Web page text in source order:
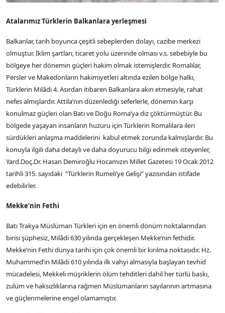
Atalarımız Türklerin Balkanlara yerleşmesi
Balkanlar, tarih boyunca çeşitli sebeplerden dolayı, cazibe merkezi
olmuştur. İklim şartları, ticaret yolu üzerinde olması v.s. sebebiyle bu
bölgeye her dönemin güçleri hakim olmak istemişlerdir. Romalılar,
Persler ve Makedonların hakimiyetleri altında ezilen bölge halkı,
Türklerin Milâdi 4. Asırdan itibaren Balkanlara akın etmesiyle, rahat
nefes almışlardır. Attila’nın düzenlediği seferlerle, dönemin karşı
konulmaz güçleri olan Batı ve Doğu Roma’ya diz çöktürmüştür. Bu
bölgede yaşayan insanların huzuru için Türklerin Romalılara ileri
sürdükleri anlaşma maddelerini kabul etmek zorunda kalmışlardır. Bu
konuyla ilgili daha detaylı ve daha doyurucu bilgi edinmek isteyenler,
Yard.Doç.Dr. Hasan Demiroğlu Hocamızın Millet Gazetesi 19 Ocak 2012
tarihli 315. sayıdaki “Türklerin Rumeli’ye Gelişi” yazısından istifade
edebilirler.
Mekke’nin Fethi
Batı Trakya Müslüman Türkleri için en önemli dönüm noktalarından
birisi şüphesiz, Milâdi 630 yılında gerçekleşen Mekke’nin fethidir.
Mekke’nin Fethi dünya tarihi için çok önemli bir kırılma noktasıdır. Hz.
Muhammed’in Milâdi 610 yılında ilk vahyi almasıyla başlayan tevhid
mücadelesi, Mekkeli müşriklerin ölüm tehditleri dahil her türlü baskı,
zulüm ve haksızlıklarına rağmen Müslümanların sayılarının artmasına
ve güçlenmelerine engel olamamıştır.